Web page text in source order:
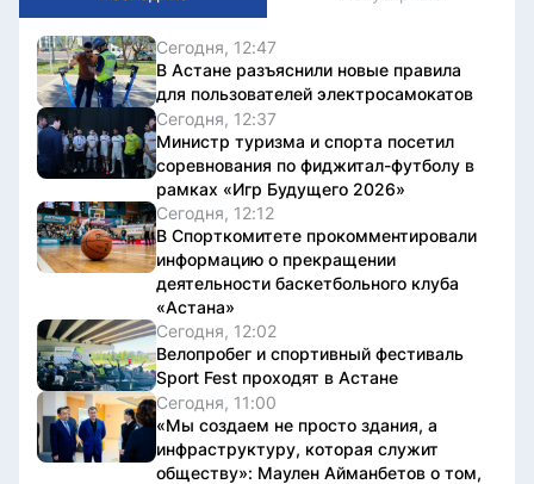
Сегодня, 12:47
В Астане разъяснили новые правила
для пользователей электросамокатов
Сегодня, 12:37
Министр туризма и спорта посетил
соревнования по фиджитал-футболу в
рамках «Игр Будущего 2026»
Сегодня, 12:12
В Спорткомитете прокомментировали
информацию о прекращении
деятельности баскетбольного клуба
«Астана»
Сегодня, 12:02
Велопробег и спортивный фестиваль
Sport Fest проходят в Астане
Сегодня, 11:00
«Мы создаем не просто здания, а
инфраструктуру, которая служит
обществу»: Маулен Айманбетов о том,